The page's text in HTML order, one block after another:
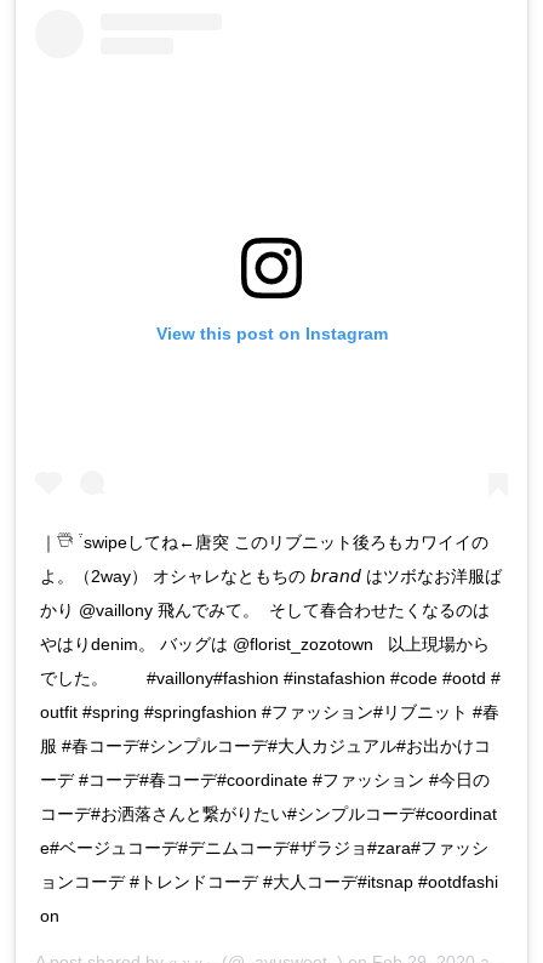
View this post on Instagram
｜𓇥 ֒ swipeしてね←唐突 このリブニット後ろもカワイイの
よ。（2way） オシャレなともちの 𝘣𝘳𝘢𝘯𝘥 はツボなお洋服ば
かり @vaillony 飛んでみて。 そして春合わせたくなるのは
やはりdenim 。 バッグは @florist_zozotown 以上現場から
でした。 #vaillony#fashion #instafashion #code #ootd #
outfit #spring #springfashion #ファッション#リブニット #春
服 #春コーデ#シンプルコーデ#大人カジュアル#お出かけコ
ーデ #コーデ#春コーデ#coordinate #ファッション #今日の
コーデ#お洒落さんと繋がりたい#シンプルコーデ#coordinat
e#ベージュコーデ#デニムコーデ#ザラジョ#zara#ファッシ
ョンコーデ #トレンドコーデ #大人コーデ#itsnap #ootdfashi
on